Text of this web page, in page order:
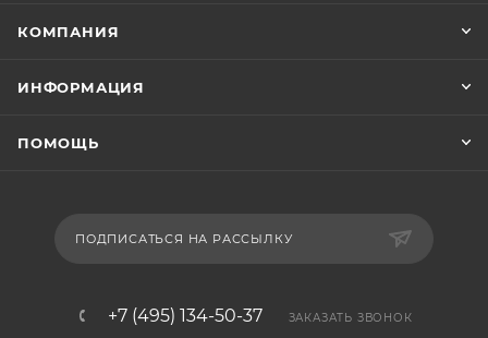
КОМПАНИЯ
ИНФОРМАЦИЯ
ПОМОЩЬ
ПОДПИСАТЬСЯ НА РАССЫЛКУ
+7 (495) 134-50-37 ЗАКАЗАТЬ ЗВОНОК